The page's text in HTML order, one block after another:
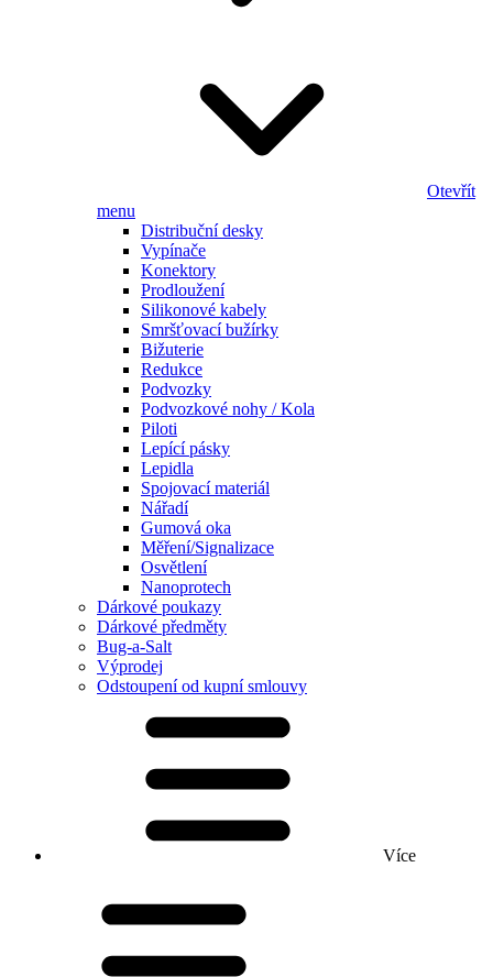
Otevřít
menu
Distribuční desky
Vypínače
Konektory
Prodloužení
Silikonové kabely
Smršťovací bužírky
Bižuterie
Redukce
Podvozky
Podvozkové nohy / Kola
Piloti
Lepící pásky
Lepidla
Spojovací materiál
Nářadí
Gumová oka
Měření/Signalizace
Osvětlení
Nanoprotech
Dárkové poukazy
Dárkové předměty
Bug-a-Salt
Výprodej
Odstoupení od kupní smlouvy
Více